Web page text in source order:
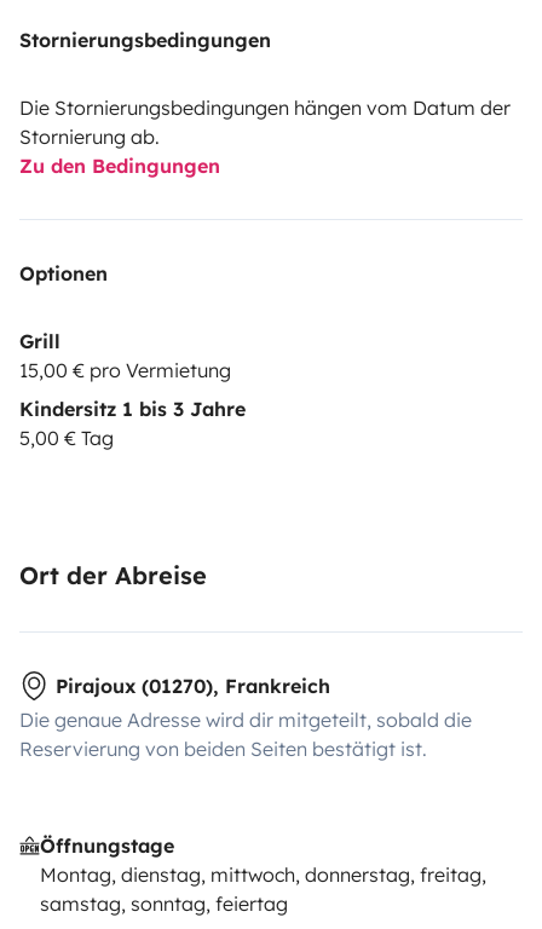
Stornierungsbedingungen
Die Stornierungsbedingungen hängen vom Datum der
Stornierung ab.
Zu den Bedingungen
Optionen
Grill
15,00 € pro Vermietung
Kindersitz 1 bis 3 Jahre
5,00 € Tag
Ort der Abreise
Pirajoux (01270), Frankreich
Die genaue Adresse wird dir mitgeteilt, sobald die
Reservierung von beiden Seiten bestätigt ist.
Öffnungstage
Montag, dienstag, mittwoch, donnerstag, freitag,
samstag, sonntag, feiertag